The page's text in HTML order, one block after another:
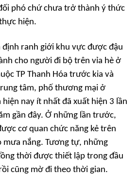
phó chứ chưa trở thành ý thức
hiện.
định ranh giới khu vực được đậu
cho người đi bộ trên vỉa hè ở
TP Thanh Hóa trước kia và
tâm, phố thương mại ở
nay ít nhất đã xuất hiện 3 lần
gần đây. Ở những lần trước,
cơ quan chức năng kẻ trên
mưa nắng. Tương tự, những
thời được thiết lập trong đầu
cũng mờ đi theo thời gian.